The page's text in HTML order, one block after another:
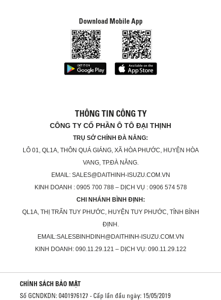
Download Mobile App
THÔNG TIN CÔNG TY
CÔNG TY CỔ PHẦN Ô TÔ ĐẠI THỊNH
TRỤ SỞ CHÍNH ĐÀ NẴNG:
LÔ 01, QL1A, THÔN QUÁ GIÁNG, XÃ HÒA PHƯỚC, HUYỆN HÒA
VANG, TP.ĐÀ NẴNG.
EMAIL: SALES@DAITHINH-ISUZU.COM.VN
KINH DOANH : 0905 700 788 – DỊCH VỤ : 0906 574 578
CHI NHÁNH BÌNH ĐỊNH:
QL1A, THỊ TRẤN TUY PHƯỚC, HUYỆN TUY PHƯỚC, TỈNH BÌNH
ĐỊNH.
EMAIL:SALESBINHDINH@DAITHINH-ISUZU.COM.VN
KINH DOANH: 090.11.29.121 – DỊCH VỤ: 090.11.29.122
CHÍNH SÁCH BẢO MẬT
Số GCNDKDN: 0401976127 - Cấp lần đầu ngày: 15/05/2019